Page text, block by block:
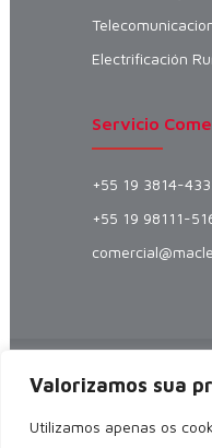
Valorizamos sua
Utilizamos apenas os
Electrificación
Servicio
+55 19 3814-
+55 19 98111-
MacLean
Flejes